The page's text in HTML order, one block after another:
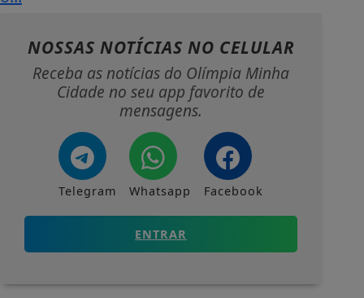
NOSSAS NOTÍCIAS NO CELULAR
Receba as notícias do Olímpia Minha
Cidade no seu app favorito de
mensagens.
Telegram Whatsapp Facebook
ENTRAR